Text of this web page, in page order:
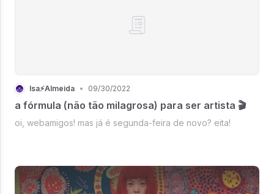
Isa⚡Almeida • 09/30/2022
a fórmula (não tão milagrosa) para ser artista 🎬
oi, webamigos! mas já é segunda-feira de novo? eita!